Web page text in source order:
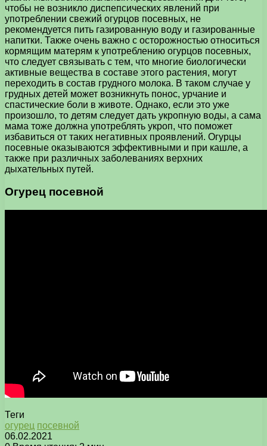
чтобы не возникло диспепсических явлений при
употреблении свежий огурцов посевных, не
рекомендуется пить газированную воду и газированные
напитки. Также очень важно с осторожностью относиться
кормящим матерям к употреблению огурцов посевных,
что следует связывать с тем, что многие биологически
активные вещества в составе этого растения, могут
переходить в состав грудного молока. В таком случае у
грудных детей может возникнуть понос, урчание и
спастические боли в животе. Однако, если это уже
произошло, то детям следует дать укропную воды, а сама
мама тоже должна употреблять укроп, что поможет
избавиться от таких негативных проявлений. Огурцы
посевные оказываются эффективными и при кашле, а
также при различных заболеваниях верхних
дыхательных путей.
Огурец посевной
Теги
огурец посевной
06.02.2021